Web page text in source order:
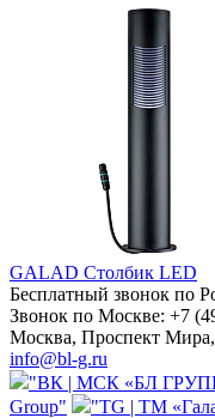
GALAD Столбик LED
Бесплатный звонок по
Звонок по Москве: +7
Москва, Проспект
info@bl-g.ru
"ВК | МСК «БЛ
Group"
"TG | ТМ